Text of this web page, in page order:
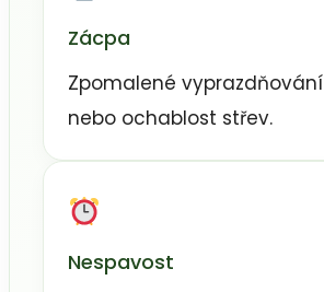
Zácpa
Zpomalené vyprazdňování
nebo ochablost střev.
Nespavost